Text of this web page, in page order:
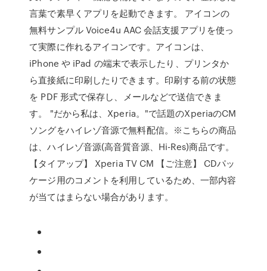
言葉で素早くアプリを起動できます。 アイコンの
無料サンプル Voice4u AAC 会話支援アプリを使っ
て実際に作れるアイコンです。アイコンは、
iPhone や iPad の端末で表示したり、プリンタか
ら直接紙に印刷したりできます。印刷する前の状態
を PDF 形式で保存し、メールなどで送信できま
す。 "だから私は、Xperia。"で話題のXperiaのCM
ソングをハイレゾ音源で無料配信。※こちらの商品
は、ハイレゾ音源(高音質音源、Hi-Res)商品です。
【タイアップ】 Xperia TV CM 【ご注意】 CDパッ
ケージ用のコメントを利用しているため、一部内容
が当てはまらない場合があります。